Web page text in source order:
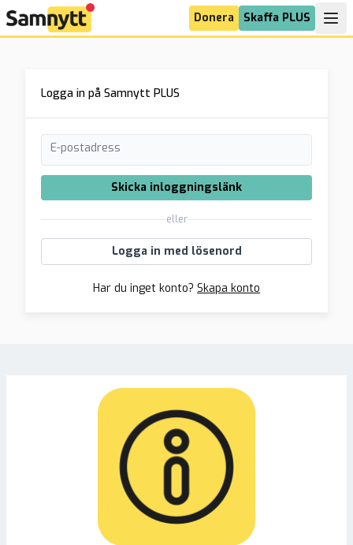
Donera Skaffa PLUS
Logga in på Samnytt PLUS
E-postadress
Skicka inloggningslänk
eller
Logga in med lösenord
Har du inget konto? Skapa konto